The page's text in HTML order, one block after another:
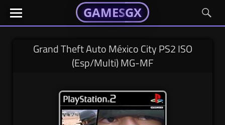
Skip
GAMESGX
El
portal
GAMESGX
GAMESGX
El
portal
Grand Theft Auto México City PS2 ISO
(Esp/Multi) MG-MF